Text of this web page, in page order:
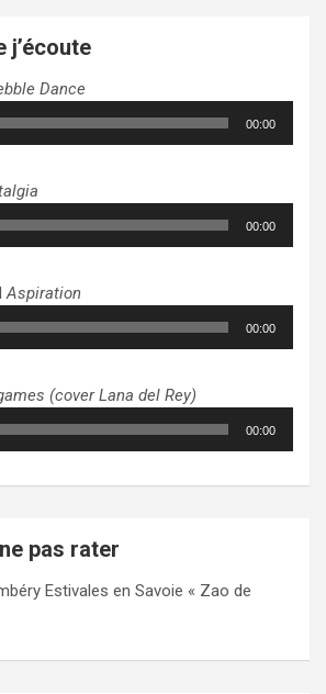
j’écoute
Dance
00:00
00:00
Aspiration
00:00
(cover Lana del Rey)
00:00
pas rater
Estivales en Savoie « Zao de